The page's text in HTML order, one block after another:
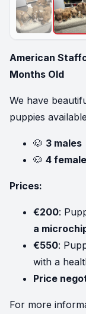
American
Months Old
We have
puppies
🐶 3 males
🐶 4
Prices:
€200:
a
€550:
with a
Price
For more